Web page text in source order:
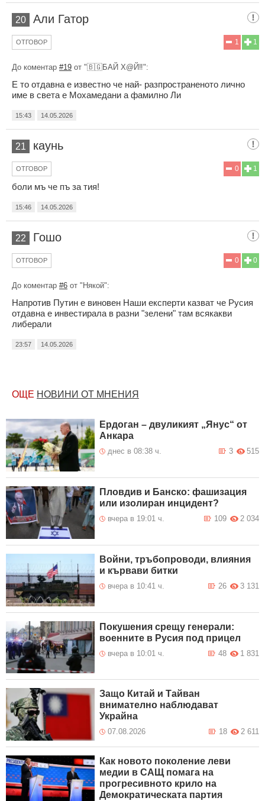
20 Али Гатор
1
1
ОТГОВОР
До коментар #19 от "🇧🇬БАЙ Х@Й‼️":
Е то отдавна е известно че най- разпространеното лично
име в света е Мохамедани а фамилно Ли
15:43 14.05.2026
21 каунь
1
0
ОТГОВОР
боли мъ че пъ за тия!
15:46 14.05.2026
22 Гошо
0
0
ОТГОВОР
До коментар #6 от "Някой":
Напротив Путин е виновен Наши експерти казват че Русия
отдавна е инвестирала в разни "зелени" там всякакви
либерали
23:57 14.05.2026
ОЩЕ НОВИНИ ОТ МНЕНИЯ
Ердоган – двуликият „Янус“ от
Анкара
днес в 08:38 ч. 515
3
Пловдив и Банско: фашизация
или изолиран инцидент?
вчера в 19:01 ч. 2 034
109
Войни, тръбопроводи, влияния
и кървави битки
вчера в 10:41 ч. 3 131
26
Покушения срещу генерали:
военните в Русия под прицел
вчера в 10:01 ч. 1 831
48
Защо Китай и Тайван
внимателно наблюдават
Украйна
07.08.2026 2 611
18
Как новото поколение леви
медии в САЩ помага на
прогресивното крило на
Демократическата партия